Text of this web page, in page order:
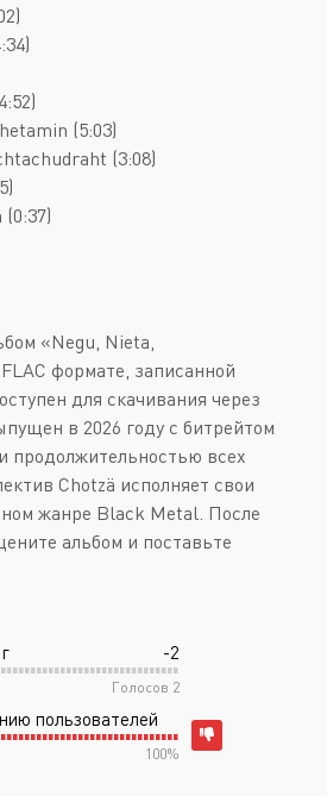
(5:03)
(3:08)
«Negu, Nieta,
формате, записанной
для скачивания через
в 2026 году с битрейтом
продолжительностью всех
Chotzä исполняет свои
жанре Black Metal. После
альбом и поставьте
-2
Голосов 2
пользователей
100%